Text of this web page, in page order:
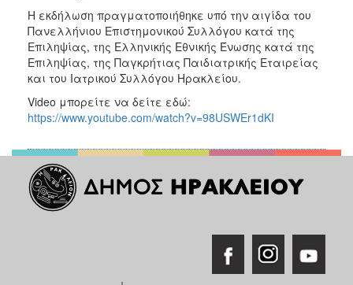
Η εκδήλωση πραγματοποιήθηκε υπό την αιγίδα του
Πανελλήνιου Επιστημονικού Συλλόγου κατά της
Επιληψίας, της Ελληνικής Εθνικής Ένωσης κατά της
Επιληψίας, της Παγκρήτιας Παιδιατρικής Εταιρείας
και του Ιατρικού Συλλόγου Ηρακλείου.
Video μπορείτε να δείτε εδώ:
https://www.youtube.com/watch?v=98USWEr1dKI